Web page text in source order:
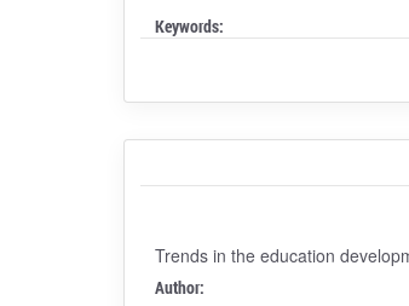
Keywords:
Trends in the education
Author: